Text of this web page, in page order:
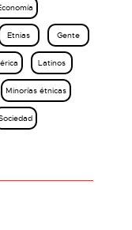
Etnias Gente
Latinos
Minorías étnicas